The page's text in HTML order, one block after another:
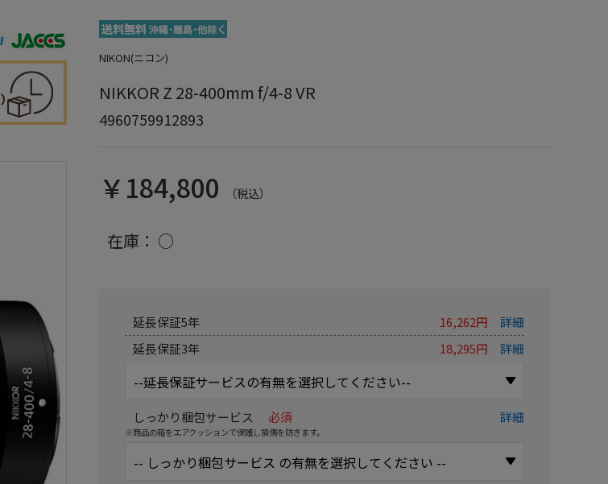
NIKON(ニコン)
NIKKOR Z 28-400mm f/4-8 VR
4960759912893
￥184,800 （税込）
在庫： ○
延長保証5年 16,262円
詳細
延長保証3年
18,295円 詳細
しっかり梱包サービス 必須
※商品の箱をエアクッションで保護し損傷を防ぎます。
詳細